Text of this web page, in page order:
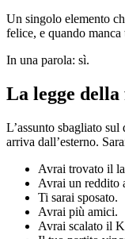
Un singolo elemento
felice, e quando
In una parola: sì.
La legge
L’assunto sbagliato
arriva dall’esterno.
Avrai trovato il
Avrai un reddito
Ti sarai sposato.
Avrai più amici.
Avrai scalato il